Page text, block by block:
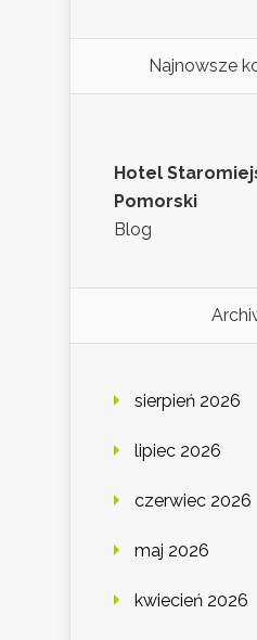
Najnowsze
Hotel
Pomorski
Blog
sierpień 2026
lipiec 2026
czerwiec 2026
maj 2026
kwiecień 2026